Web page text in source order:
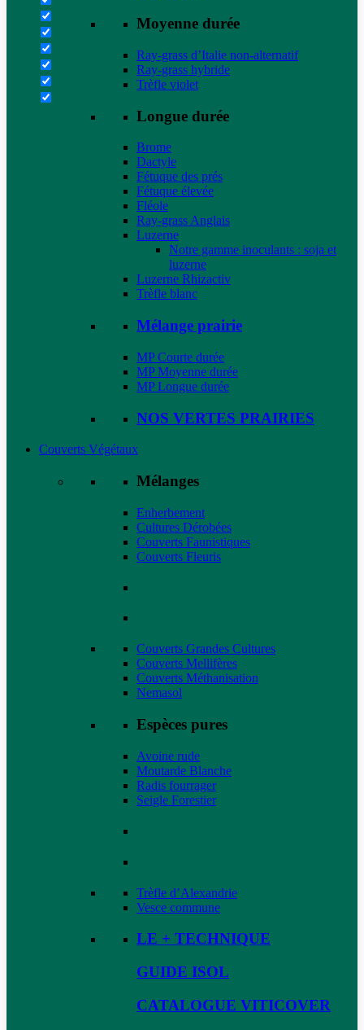
Moyenne durée
Ray-grass d’Italie non-alternatif
Ray-grass hybride
Trèfle violet
Longue durée
Brome
Dactyle
Fétuque des prés
Fétuque élevée
Fléole
Ray-grass Anglais
Luzerne
Notre gamme inoculants : soja et
luzerne
Luzerne Rhizactiv
Trèfle blanc
Mélange prairie
MP Courte durée
MP Moyenne durée
MP Longue durée
NOS VERTES PRAIRIES
Couverts Végétaux
Mélanges
Enherbement
Cultures Dérobées
Couverts Faunistiques
Couverts Fleuris
Couverts Grandes Cultures
Couverts Mellifères
Couverts Méthanisation
Nemasol
Espèces pures
Avoine rude
Moutarde Blanche
Radis fourrager
Seigle Forestier
Trèfle d’Alexandrie
Vesce commune
LE + TECHNIQUE
GUIDE ISOL
CATALOGUE VITICOVER